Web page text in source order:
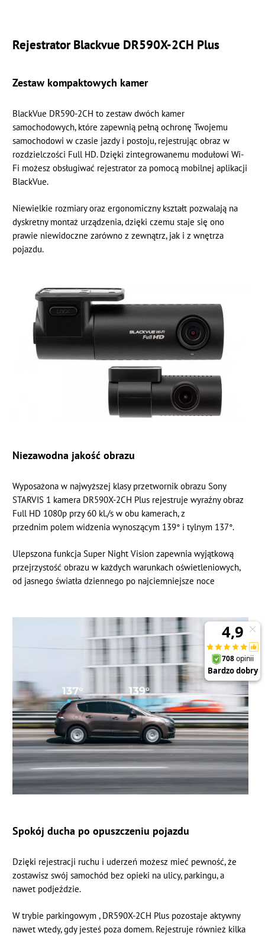
Rejestrator Blackvue DR590X-2CH Plus
Zestaw kompaktowych kamer
BlackVue DR590-2CH to zestaw dwóch kamer
samochodowych, które zapewnią pełną ochronę Twojemu
samochodowi w czasie jazdy i postoju, rejestrując obraz w
rozdzielczości Full HD. Dzięki zintegrowanemu modułowi Wi-
Fi możesz obsługiwać rejestrator za pomocą mobilnej aplikacji
BlackVue.
Niewielkie rozmiary oraz ergonomiczny kształt pozwalają na
dyskretny montaż urządzenia, dzięki czemu staje się ono
prawie niewidoczne zarówno z zewnątrz, jak i z wnętrza
pojazdu.
Niezawodna jakość obrazu
Wyposażona w najwyższej klasy przetwornik obrazuSony
STARVIS 1 kamera DR590X-2CH Plus rejestruje wyraźny obraz
Full HD 1080p przy 60 kl./s w obu kamerach, z
przednim polem widzenia wynoszącym 139° i tylnym 137°.
Ulepszona funkcjaSuper Night Vision zapewnia wyjątkową
przejrzystość obrazu w każdych warunkach oświetleniowych,
od jasnego światła dziennego po najciemniejsze noce
Spokój ducha po opuszczeniu pojazdu
Dzięki rejestracji ruchu i uderzeń możesz mieć pewność, że
zostawisz swój samochód bez opieki na ulicy, parkingu, a
nawet podjeździe.
W trybie parkingowym , DR590X-2CH Plus pozostaje aktywny
nawet wtedy, gdy jesteś poza domem. Rejestruje również kilka